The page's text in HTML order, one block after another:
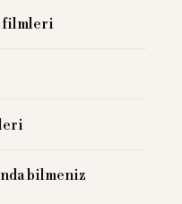
filmleri
bilmeniz